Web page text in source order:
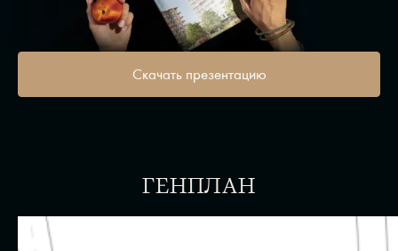
Скачать презентацию
ГЕНПЛАН